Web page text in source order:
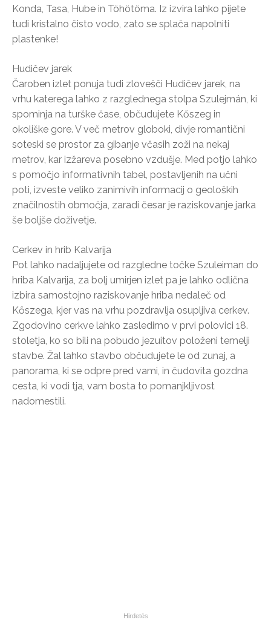
Konda, Tasa, Hube in Töhötöma. Iz izvira lahko pijete
tudi kristalno čisto vodo, zato se splača napolniti
plastenke!
Hudičev jarek
Čaroben izlet ponuja tudi zlovešči Hudičev jarek, na
vrhu katerega lahko z razglednega stolpa Szulejmán, ki
spominja na turške čase, občudujete Kőszeg in
okoliške gore. V več metrov globoki, divje romantični
soteski se prostor za gibanje včasih zoži na nekaj
metrov, kar izžareva posebno vzdušje. Med potjo lahko
s pomočjo informativnih tabel, postavljenih na učni
poti, izveste veliko zanimivih informacij o geoloških
značilnostih območja, zaradi česar je raziskovanje jarka
še boljše doživetje.
Cerkev in hrib Kalvarija
Pot lahko nadaljujete od razgledne točke Szuleiman do
hriba Kalvarija, za bolj umirjen izlet pa je lahko odlična
izbira samostojno raziskovanje hriba nedaleč od
Kőszega, kjer vas na vrhu pozdravlja osupljiva cerkev.
Zgodovino cerkve lahko zasledimo v prvi polovici 18.
stoletja, ko so bili na pobudo jezuitov položeni temelji
stavbe. Žal lahko stavbo občudujete le od zunaj, a
panorama, ki se odpre pred vami, in čudovita gozdna
cesta, ki vodi tja, vam bosta to pomanjkljivost
nadomestili.